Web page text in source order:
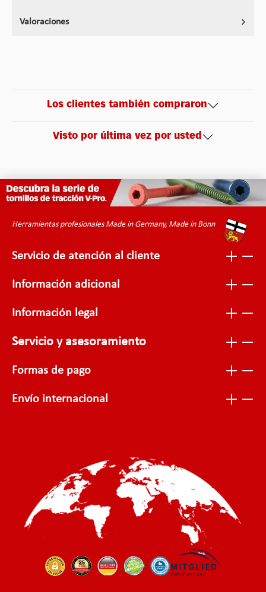
Valoraciones
Los clientes también compraron
Visto por última vez por usted
Herramientas profesionales Made in Germany, Made in Bonn
Servicio de atención al cliente
Información adicional
Información legal
Servicio y asesoramiento
Formas de pago
Envío internacional